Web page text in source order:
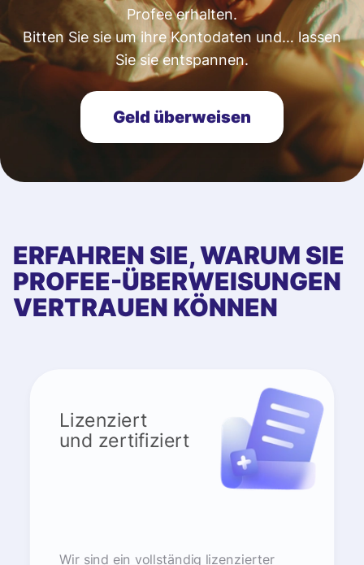
Profee erhalten.
Bitten Sie sie um ihre Kontodaten und… lassen
Sie sie entspannen.
Geld überweisen
ERFAHREN SIE, WARUM SIE
PROFEE-ÜBERWEISUNGEN
VERTRAUEN KÖNNEN
Lizenziert
und zertifiziert
Wir sind ein vollständig lizenzierter